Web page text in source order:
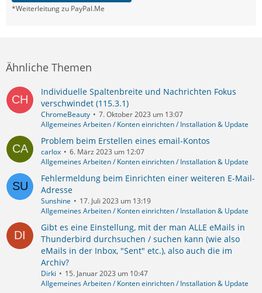
*Weiterleitung zu PayPal.Me
Ähnliche Themen
Individuelle Spaltenbreite und Nachrichten Fokus
verschwindet (115.3.1)
ChromeBeauty
7. Oktober 2023 um 13:07
Allgemeines Arbeiten / Konten einrichten / Installation & Update
Problem beim Erstellen eines email-Kontos
carlox
6. März 2023 um 12:07
Allgemeines Arbeiten / Konten einrichten / Installation & Update
Fehlermeldung beim Einrichten einer weiteren E-Mail-
Adresse
Sunshine
17. Juli 2023 um 13:19
Allgemeines Arbeiten / Konten einrichten / Installation & Update
Gibt es eine Einstellung, mit der man ALLE eMails in
Thunderbird durchsuchen / suchen kann (wie also
eMails in der Inbox, "Sent" etc.), also auch die im
Archiv?
Dirki
15. Januar 2023 um 10:47
Allgemeines Arbeiten / Konten einrichten / Installation & Update